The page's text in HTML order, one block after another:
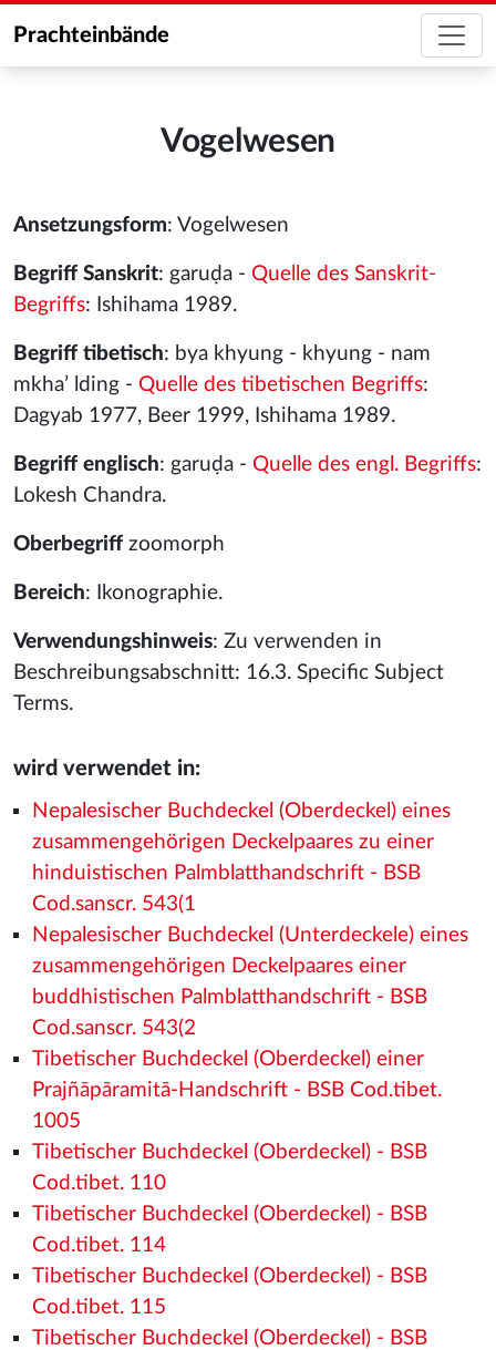
Prachteinbände
Vogelwesen
Ansetzungsform: Vogelwesen
Begriff Sanskrit: garuḍa - Quelle des Sanskrit-
Begriffs: Ishihama 1989.
Begriff tibetisch: bya khyung - khyung - nam
mkhaʼ lding - Quelle des tibetischen Begriffs:
Dagyab 1977, Beer 1999, Ishihama 1989.
Begriff englisch: garuḍa - Quelle des engl. Begriffs:
Lokesh Chandra.
Oberbegriff zoomorph
Bereich: Ikonographie.
Verwendungshinweis: Zu verwenden in
Beschreibungsabschnitt: 16.3. Specific Subject
Terms.
wird verwendet in:
Nepalesischer Buchdeckel (Oberdeckel) eines
zusammengehörigen Deckelpaares zu einer
hinduistischen Palmblatthandschrift - BSB
Cod.sanscr. 543(1
Nepalesischer Buchdeckel (Unterdeckele) eines
zusammengehörigen Deckelpaares einer
buddhistischen Palmblatthandschrift - BSB
Cod.sanscr. 543(2
Tibetischer Buchdeckel (Oberdeckel) einer
Prajñāpāramitā-Handschrift - BSB Cod.tibet.
1005
Tibetischer Buchdeckel (Oberdeckel) - BSB
Cod.tibet. 110
Tibetischer Buchdeckel (Oberdeckel) - BSB
Cod.tibet. 114
Tibetischer Buchdeckel (Oberdeckel) - BSB
Cod.tibet. 115
Tibetischer Buchdeckel (Oberdeckel) - BSB